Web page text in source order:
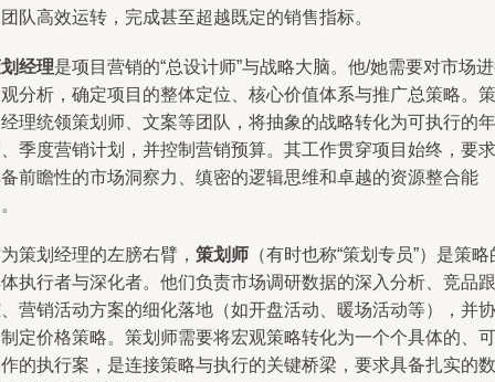
队高效运转，完成甚至超越既定的销售指标。
经理是项目营销的“总设计师”与战略大脑。他/她需要对市场
分析，确定项目的整体定位、核心价值体系与推广总策略。策
理统领策划师、文案等团队，将抽象的战略转化为可执行的年
季度营销计划，并控制营销预算。其工作贯穿项目始终，要求
前瞻性的市场洞察力、缜密的逻辑思维和卓越的资源整合能
策划经理的左膀右臂， 策划师 （有时也称“策划专员”）是策略
执行者与深化者。他们负责市场调研数据的深入分析、竞品跟
营销活动方案的细化落地（如开盘活动、暖场活动等），并协
定价格策略。策划师需要将宏观策略转化为一个个具体的、可
的执行案，是连接策略与执行的关键桥梁，要求具备扎实的数